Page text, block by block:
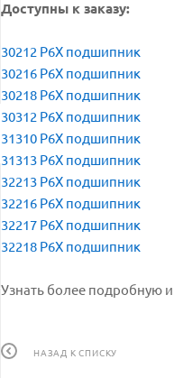
Доступны к заказу:
30212 P6X подшипник
30216 P6X подшипник
30218 P6X подшипник
30312 P6X подшипник
31310 P6X подшипник
31313 P6X подшипник
32213 P6X подшипник
32216 P6X подшипник
32217 P6X подшипник
32218 P6X подшипник
Узнать более подробную
НАЗАД К СПИСКУ